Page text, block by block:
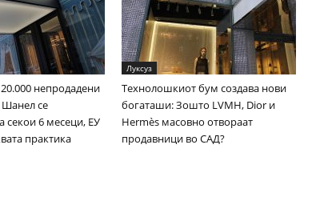
непродадени
се
секои 6 месеци, ЕУ
практика
Луксуз
Технолошкиот бум создава нови
богаташи: Зошто LVMH, Dior и
Hermès масовно отвораат
продавници во САД?